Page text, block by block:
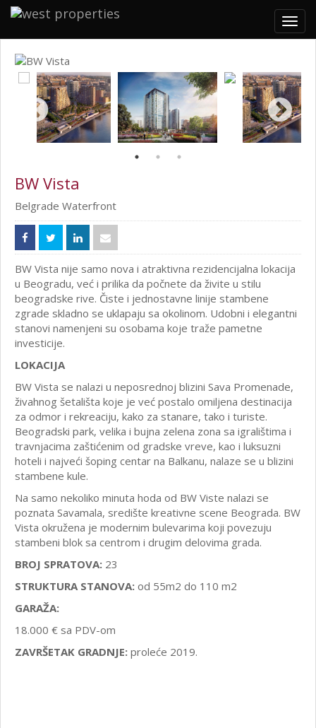
BW Vista
Belgrade Waterfront
BW Vista nije samo nova i atraktivna rezidencijalna lokacija
u Beogradu, već i prilika da počnete da živite u stilu
beogradske rive. Čiste i jednostavne linije stambene
zgrade skladno se uklapaju sa okolinom. Udobni i elegantni
stanovi namenjeni su osobama koje traže pametne
investicije.
LOKACIJA
BW Vista se nalazi u neposrednoj blizini Sava Promenade,
živahnog šetališta koje je već postalo omiljena destinacija
za odmor i rekreaciju, kako za stanare, tako i turiste.
Beogradski park, velika i bujna zelena zona sa igralištima i
travnjacima zaštićenim od gradske vreve, kao i luksuzni
hoteli i najveći šoping centar na Balkanu, nalaze se u blizini
stambene kule.
Na samo nekoliko minuta hoda od BW Viste nalazi se
poznata Savamala, središte kreativne scene Beograda. BW
Vista okružena je modernim bulevarima koji povezuju
stambeni blok sa centrom i drugim delovima grada.
BROJ SPRATOVA: 23
STRUKTURA STANOVA: od 55m2 do 110 m2
GARAŽA:
18.000 € sa PDV-om
ZAVRŠETAK GRADNJE: proleće 2019.